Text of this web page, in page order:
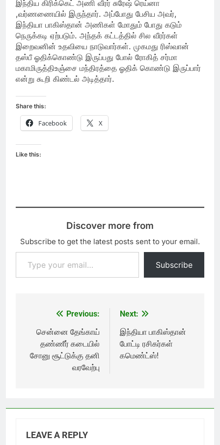
இந்திய கிரிக்கெட் அணி வீரர் சுரேஷ் ரெய்னா
,வர்ணணையில் இருந்தார். அப்போது பேசிய அவர்,
இந்தியா பாகிஸ்தான் அணிகள் மோதும் போது கடும்
நெருக்கடி ஏற்படும். அந்தக் கட்டத்தில் சில வீரர்கள்
இறைவனின் உதவியை நாடுவார்கள். முகமது ரிஸ்வான்
தஸ்பீ ஓதிக்கொண்டு இருப்பது போல் ரோகித் சர்மா
மகாமிருத்திஉஞ்சை மந்திரத்தை ஓதிக் கொண்டு இருப்பார்
என்று கூறி கிண்டல் அடித்தார்.
Share this:
Facebook X
Like this:
Discover more from
Subscribe to get the latest posts sent to your email.
Type your email…
Subscribe
navigation
Previous:
சென்னை தேங்காய்
தண்ணீர் கடையில்
சோனு சூட்டுக்கு தனி
வரவேற்பு
Next:
இந்தியா பாகிஸ்தான்
போட்டி ரசிகர்கள்
கமெண்ட்ஸ்!
LEAVE A REPLY